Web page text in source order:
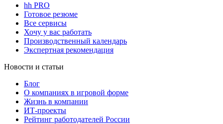
hh PRO
Готовое резюме
Все сервисы
Хочу у вас работать
Производственный календарь
Экспертная рекомендация
Новости и статьи
Блог
О компаниях в игровой форме
Жизнь в компании
ИТ-проекты
Рейтинг работодателей России